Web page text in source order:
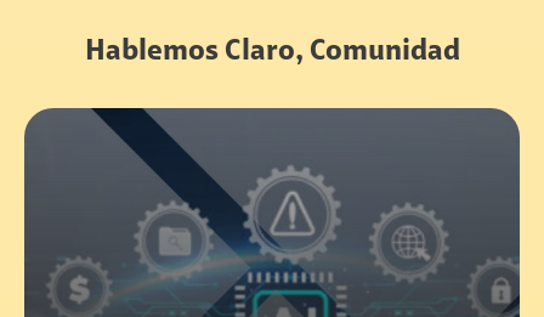
Hablemos Claro, Comunidad